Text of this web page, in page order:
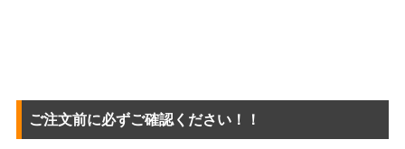
ご注文前に必ずご確認ください！！